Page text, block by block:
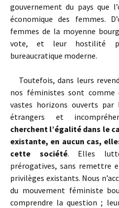
gouvernement du pays que
économique des femmes.
femmes de la moyenne
vote, et leur hostilité
bureaucratique moderne.
Toutefois, dans leurs
nos féministes sont
vastes horizons ouverts
étrangers et
cherchent l’égalité dans le
existante, en aucun cas,
cette société. Elles
prérogatives, sans remettre
privilèges existants. Nous
du mouvement féministe
comprendre la question ;